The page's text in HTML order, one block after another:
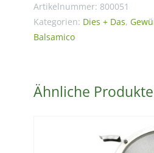
Artikelnummer: 800051
Kategorien: Dies + Das,
Balsamico
Ähnliche Produkte